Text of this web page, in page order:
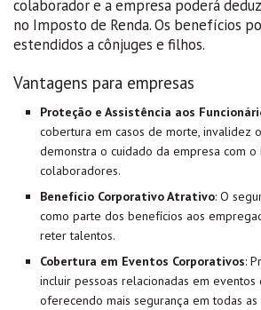
colaborador e a empresa poderá
no Imposto de Renda. Os benefícios
estendidos a cônjuges e filhos.
Vantagens para empresas
Proteção e Assistência aos
cobertura em casos de morte, invalidez
demonstra o cuidado da empresa com o
colaboradores.
Benefício Corporativo Atrativo: O
como parte dos benefícios aos
reter talentos.
Cobertura em Eventos Corporativos:
incluir pessoas relacionadas em eventos
oferecendo mais segurança em todas as